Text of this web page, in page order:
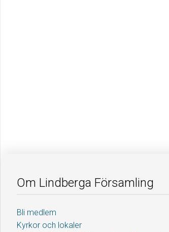
Om Lindberga Församling
Bli medlem
Kyrkor och lokaler